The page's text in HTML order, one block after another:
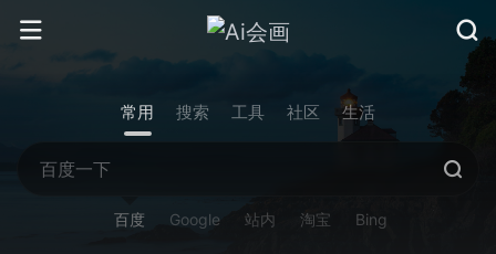
常用 搜索 工具 社区 生活
百度 Google 站内 淘宝 Bing